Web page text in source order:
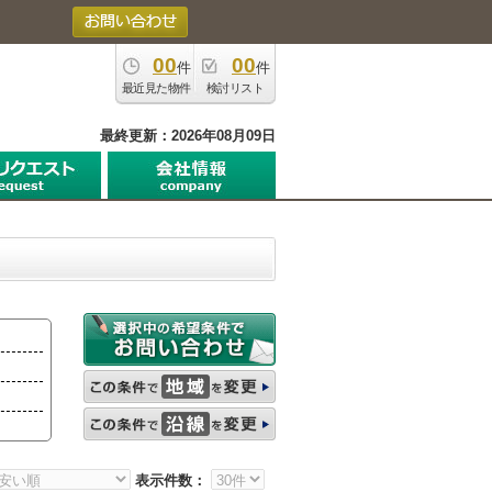
00件
最近見た物件
00件
検討リスト
最終更新：2026年08月09日
表示件数：